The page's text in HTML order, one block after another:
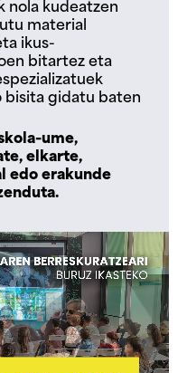
nola kudeatzen
material
ikus-
bitartez eta
bisita gidatu baten
ume,
elkarte,
edo erakunde